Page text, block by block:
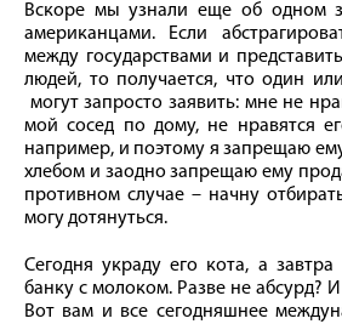
Вскоре мы узнали еще об одном
американцами. Если
между государствами и
людей, то получается, что один
могут запросто заявить: мне не
мой сосед по дому, не нравятся
например, и поэтому я запрещаю
хлебом и заодно запрещаю ему
противном случае – начну
могу дотянуться.
Сегодня украду его кота, а
банку с молоком. Разве не абсурд?
Вот вам и все сегодняшнее